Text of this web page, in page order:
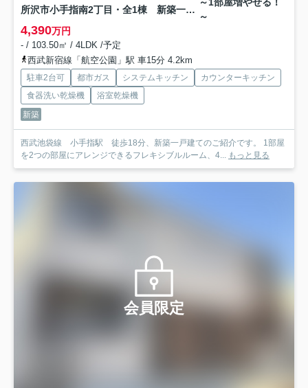
所沢市小手指南2丁目・全1棟 新築一戸建
～1部屋増やせる！
～
4,390万円
- / 103.50㎡ / 4LDK /予定
西武新宿線「航空公園」駅 車15分 4.2km
駐車2台可 都市ガス システムキッチン
カウンターキッチン
食器洗い乾燥機
浴室乾燥機
新築
西武池袋線 小手指駅 徒歩18分、新築一戸建てのご紹介です。 1部屋
を2つの部屋にアレンジできるフレキシブルルーム、4... もっと見る
会員限定